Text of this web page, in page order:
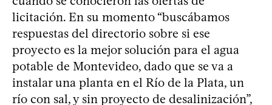
licitación. En su momento “buscábamos
respuestas del directorio sobre si ese
proyecto es la mejor solución para el agua
potable de Montevideo, dado que se va a
instalar una planta en el Río de la Plata, un
río con sal, y sin proyecto de desalinización”,